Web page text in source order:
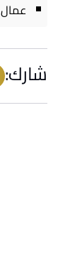
عمال
شارك: